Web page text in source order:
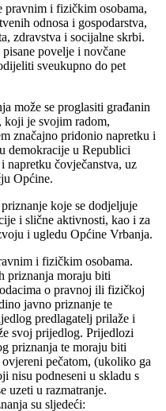
pravnim i fizičkim osobama,
odnosa i gospodarstva,
zdravstva i socijalne skrbi.
povelje i novčane
sveukupno do pet
može se proglasiti građanin
koji je svojim radom,
značajno pridonio napretku i
demokracije u Republici
čovječanstva, uz
Općine.
koje se dodjeljuje
i slične aktivnosti, kao i za
i ugledu Općine Vrbanja.
i fizičkim osobama.
priznanja moraju biti
o pravnoj ili fizičkoj
javno priznanje te
predlagatelj prilaže i
svoj prijedlog. Prijedlozi
priznanja te moraju biti
pečatom, (ukoliko ga
nisu podneseni u skladu s
uzeti u razmatranje.
su sljedeći: